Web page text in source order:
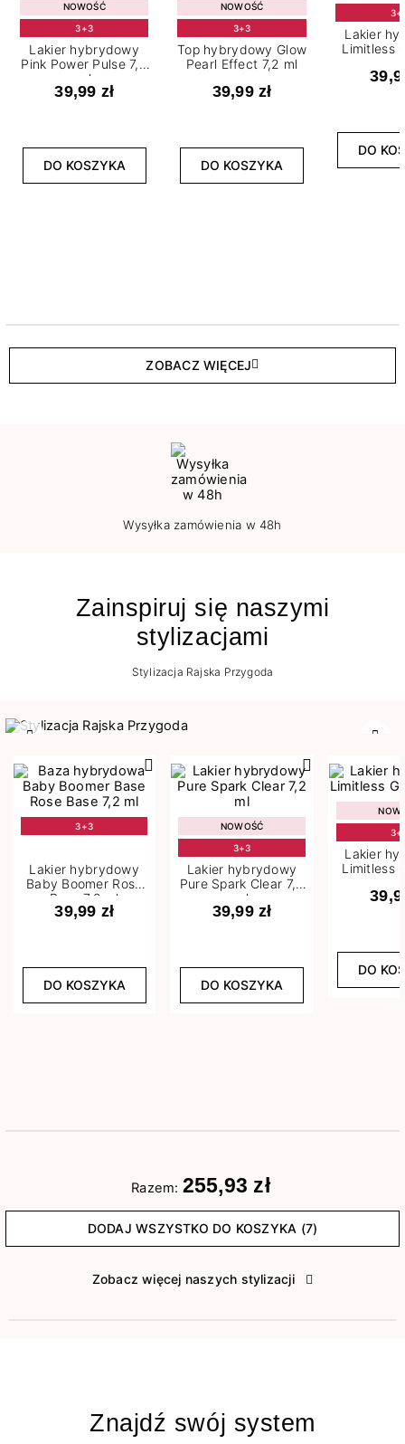
NOWOŚĆ
3+3
Lakier hybrydowy
Pink Power Pulse 7,2
ml
39,99 zł
DO KOSZYKA
NOWOŚĆ
3+3
Top hybrydowy Glow
Pearl Effect 7,2 ml
39,99 zł
DO KOSZYKA
Lakier
Limitless
DO
ZOBACZ WIĘCEJ
Wysyłka zamówienia w 48h
Zainspiruj się naszymi
stylizacjami
Stylizacja Rajska Przygoda
3+3
Lakier hybrydowy
Baby Boomer Rose
Base 7,2 ml
39,99 zł
DO KOSZYKA
NOWOŚĆ
3+3
Lakier hybrydowy
Pure Spark Clear 7,2
ml
39,99 zł
DO KOSZYKA
Lakier
Limitless
DO
Razem: 255,93 zł
DODAJ WSZYSTKO DO KOSZYKA (7)
Zobacz więcej naszych stylizacji
Znajdź swój system